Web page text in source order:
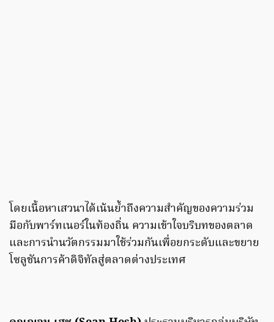
โดยเนื้อหาเสวนาได้เน้นย้ำถึงความสำคัญของความร่วม
มือกับพาร์ทเนอร์ในท้องถิ่น ความเข้าใจบริบทของตลาด
และการนำนวัตกรรมมาใช้ร่วมกันเพื่อยกระดับและขยาย
โซลูชันการค้าดิจิทัลสู่ตลาดต่างประเทศ